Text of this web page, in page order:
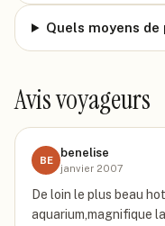
Quels moyens
Avis voyageurs
BE
benelise
janvier 2007
De loin le plus beau
aquarium,magnifique